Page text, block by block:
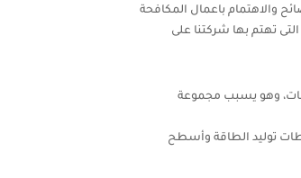
والاهتمام باعمال المكافحة
تهتم بها شركتنا على
وهو يسبب مجموعة
توليد الطاقة وأسطح